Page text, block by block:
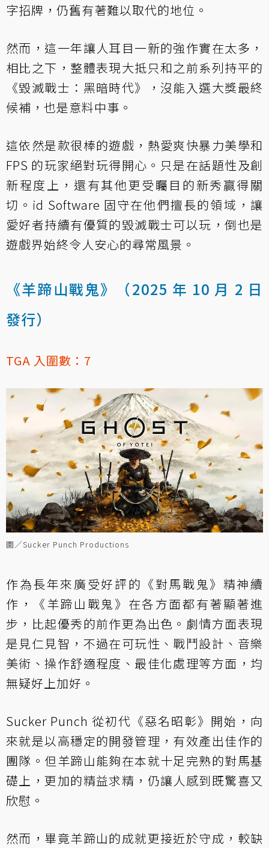
字招牌，仍舊有著難以取代的地位。
然而，這一年讓人耳目一新的強作實在太多，
相比之下，整體表現大抵只和之前系列持平的
《毀滅戰士：黑暗時代》，沒能入選大獎最終
候補，也是意料中事。
這依然是款很棒的遊戲，熱愛爽快暴力美學和
FPS 的玩家絕對玩得開心。只是在話題性及創
新程度上，還有其他更受矚目的新秀贏得關
切。id Software 固守在他們擅長的領域，讓
愛好者持續有優質的毀滅戰士可以玩，倒也是
遊戲界始終令人安心的尋常風景。
《羊蹄山戰鬼》（2025 年 10 月 2 日
發行）
TGA 入圍數：7
圖／Sucker Punch Productions
作為長年來廣受好評的《對馬戰鬼》精神續
作，《羊蹄山戰鬼》在各方面都有著顯著進
步，比起優秀的前作更為出色。劇情方面表現
是見仁見智，不過在可玩性、戰鬥設計、音樂
美術、操作舒適程度、最佳化處理等方面，均
無疑好上加好。
Sucker Punch 從初代《惡名昭彰》開始，向
來就是以高穩定的開發管理，有效產出佳作的
團隊。但羊蹄山能夠在本就十足完熟的對馬基
礎上，更加的精益求精，仍讓人感到既驚喜又
欣慰。
然而，畢竟羊蹄山的成就更接近於守成，較缺